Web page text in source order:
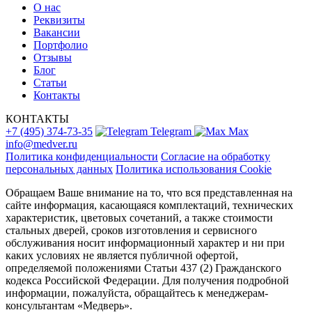
О нас
Реквизиты
Вакансии
Портфолио
Отзывы
Блог
Статьи
Контакты
КОНТАКТЫ
+7 (495) 374-73-35
Telegram
Max
info@medver.ru
Политика конфиденциальности Согласие на обработку
персональных данных Политика использования Cookie
Обращаем Ваше внимание на то, что вся представленная на
сайте информация, касающаяся комплектаций, технических
характеристик, цветовых сочетаний, а также стоимости
стальных дверей, сроков изготовления и сервисного
обслуживания носит информационный характер и ни при
каких условиях не является публичной офертой,
определяемой положениями Статьи 437 (2) Гражданского
кодекса Российской Федерации. Для получения подробной
информации, пожалуйста, обращайтесь к менеджерам-
консультантам «Медверь».